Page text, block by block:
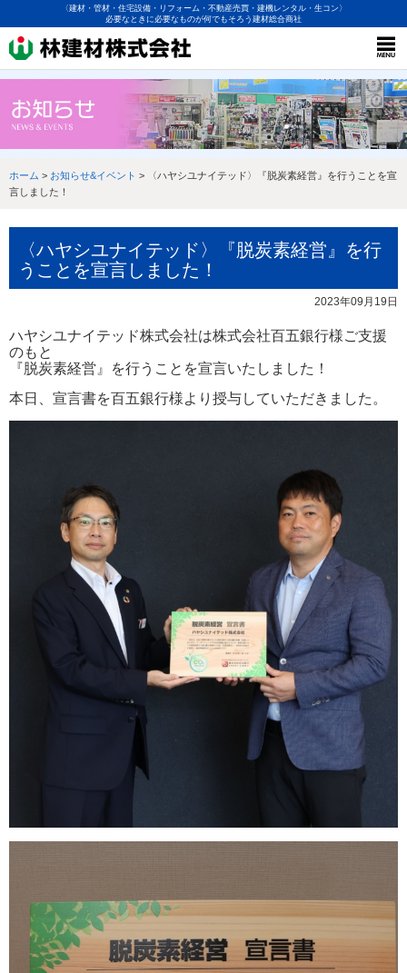
〈建材・管材・住宅設備・リフォーム・不動産売買・建機レンタル・生コン〉
必要なときに必要なものが何でもそろう建材総合商社
ホーム > お知らせ&イベント > 〈ハヤシユナイテッド〉『脱炭素経営』を行うことを宣
言しました！
〈ハヤシユナイテッド〉『脱炭素経営』を行
うことを宣言しました！
2023年09月19日
ハヤシユナイテッド株式会社は株式会社百五銀行様ご支援
のもと
『脱炭素経営』を行うことを宣言いたしました！
本日、宣言書を百五銀行様より授与していただきました。